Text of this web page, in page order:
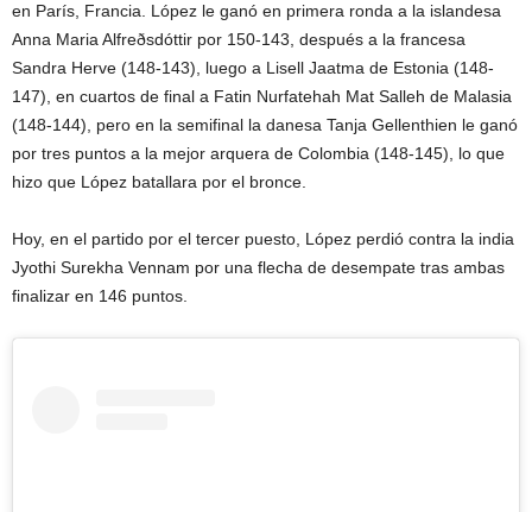
en París, Francia. López le ganó en primera ronda a la islandesa
Anna Maria Alfreðsdóttir por 150-143, después a la francesa
Sandra Herve (148-143), luego a Lisell Jaatma de Estonia (148-
147), en cuartos de final a Fatin Nurfatehah Mat Salleh de Malasia
(148-144), pero en la semifinal la danesa Tanja Gellenthien le ganó
por tres puntos a la mejor arquera de Colombia (148-145), lo que
hizo que López batallara por el bronce.
Hoy, en el partido por el tercer puesto, López perdió contra la india
Jyothi Surekha Vennam por una flecha de desempate tras ambas
finalizar en 146 puntos.